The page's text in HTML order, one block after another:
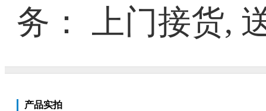
务： 上门接货,
产品实拍